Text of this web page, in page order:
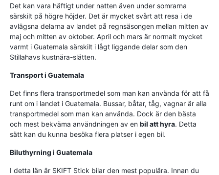
Det kan vara häftigt under natten även under somrarna
särskilt på högre höjder. Det är mycket svårt att resa i de
avlägsna delarna av landet på regnsäsongen mellan mitten av
maj och mitten av oktober. April och mars är normalt mycket
varmt i Guatemala särskilt i lågt liggande delar som den
Stillahavs kustnära-slätten.
Transport i Guatemala
Det finns flera transportmedel som man kan använda för att få
runt om i landet i Guatemala. Bussar, båtar, tåg, vagnar är alla
transportmedel som man kan använda. Dock är den bästa
och mest bekväma användningen av en bil att hyra. Detta
sätt kan du kunna besöka flera platser i egen bil.
Biluthyrning i Guatemala
I detta län är SKIFT Stick bilar den mest populära. Innan du